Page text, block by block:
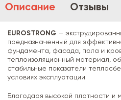
Описание Отзывы
EUROSTRONG —
предназначенный для
фундамента, фасада, пола и
теплоизоляционный материал,
стабильные показатели
условиях эксплуатации.
Благодаря высокой плотности и